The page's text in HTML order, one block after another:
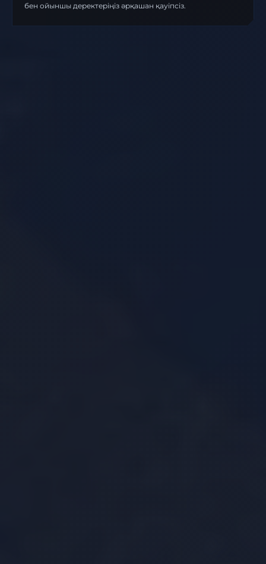
бен ойыншы деректеріңіз әрқашан қауіпсіз.